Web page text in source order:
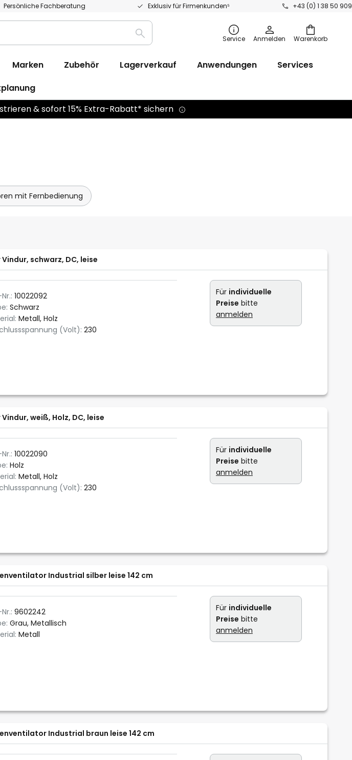
Persönliche Fachberatung Exklusiv für Firmenkunden⁵ +43 (0) 1 38 50 909
Warenkorb
Suche Service Anmelden
Marken Zubehör Lagerverkauf Anwendungen
Services
& sofort 15% Extra-Rabatt* sichern
mit Fernbedienung
schwarz, DC, leise
10022092
Schwarz
Metall, Holz
(Volt): 230
Für individuelle
Preise bitte
anmelden
weiß, Holz, DC, leise
10022090
Holz
Metall, Holz
(Volt): 230
Für individuelle
Preise bitte
anmelden
Industrial silber leise 142 cm
9602242
Grau, Metallisch
Metall
Für individuelle
Preise bitte
anmelden
Industrial braun leise 142 cm